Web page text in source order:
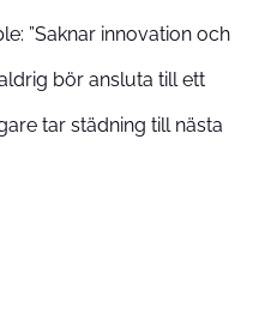
”Saknar innovation och
bör ansluta till ett
tar städning till nästa